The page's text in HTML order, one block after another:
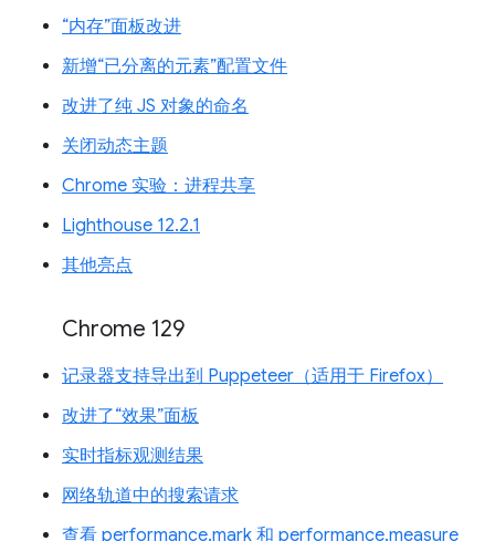
“内存”面板改进
新增“已分离的元素”配置文件
改进了纯 JS 对象的命名
关闭动态主题
Chrome 实验：进程共享
Lighthouse 12.2.1
其他亮点
Chrome 129
记录器支持导出到 Puppeteer（适用于 Firefox）
改进了“效果”面板
实时指标观测结果
网络轨道中的搜索请求
查看 performance.mark 和 performance.measure